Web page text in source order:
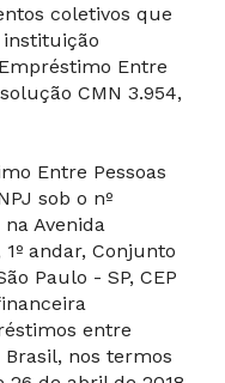
coletivos que
Entre
CMN 3.954,
Entre Pessoas
sob o nº
Avenida
andar, Conjunto
Paulo - SP, CEP
entre
Brasil, nos termos